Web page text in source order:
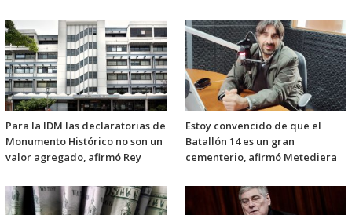
Para la IDM las declaratorias de
Monumento Histórico no son un
valor agregado, afirmó Rey
Estoy convencido de que el
Batallón 14 es un gran
cementerio, afirmó Metediera